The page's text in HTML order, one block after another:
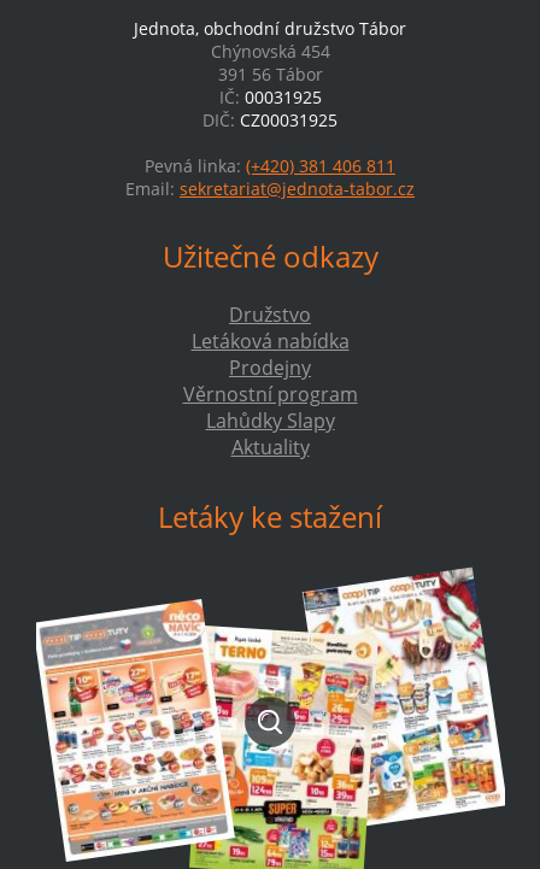
Jednota, obchodní družstvo Tábor
Chýnovská 454
391 56 Tábor
IČ: 00031925
DIČ: CZ00031925
Pevná linka: (+420) 381 406 811
Email: sekretariat@jednota-tabor.cz
Užitečné odkazy
Družstvo
Letáková nabídka
Prodejny
Věrnostní program
Lahůdky Slapy
Aktuality
Letáky ke stažení